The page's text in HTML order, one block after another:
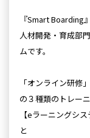
『Smart Boarding
人材開発・育成部
ムです。
「オンライン研修
の３種類のトレーニ
【eラーニングシ
と